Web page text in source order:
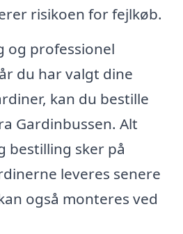
risikoen for fejlkøb.
og professionel
du har valgt dine
kan du bestille
Gardinbussen. Alt
bestilling sker på
leveres senere
også monteres ved